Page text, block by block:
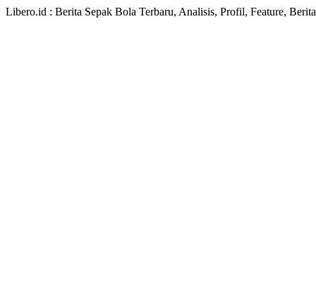
Libero.id : Berita Sepak Bola Terbaru, Analisis, Profil, Feature,